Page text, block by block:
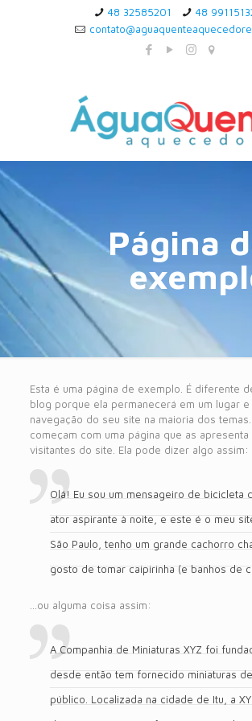
48 32585201
48
Página
Esta é uma página de exemplo. É diferente
blog porque ela permanecerá em um lugar e
navegação do seu site na maioria dos
começam com uma página que as
visitantes do site. Ela pode dizer algo assim:
Olá! Eu sou um mensageiro de bicicleta
ator aspirante à noite, e este é o meu
São Paulo, tenho um grande cachorro
gosto de tomar caipirinha (e banhos de
…ou alguma coisa assim:
A Companhia de Miniaturas XYZ foi
desde então tem fornecido miniaturas
público. Localizada na cidade de Itu, a